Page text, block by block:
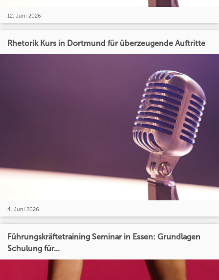
12. Juni 2026
Rhetorik Kurs in Dortmund für überzeugende Auftritte
4. Juni 2026
Führungskräftetraining Seminar in Essen: Grundlagen
Schulung für...